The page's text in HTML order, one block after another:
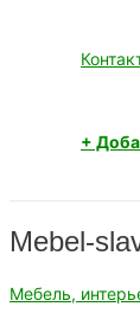
+
Mebel-
Мебель,